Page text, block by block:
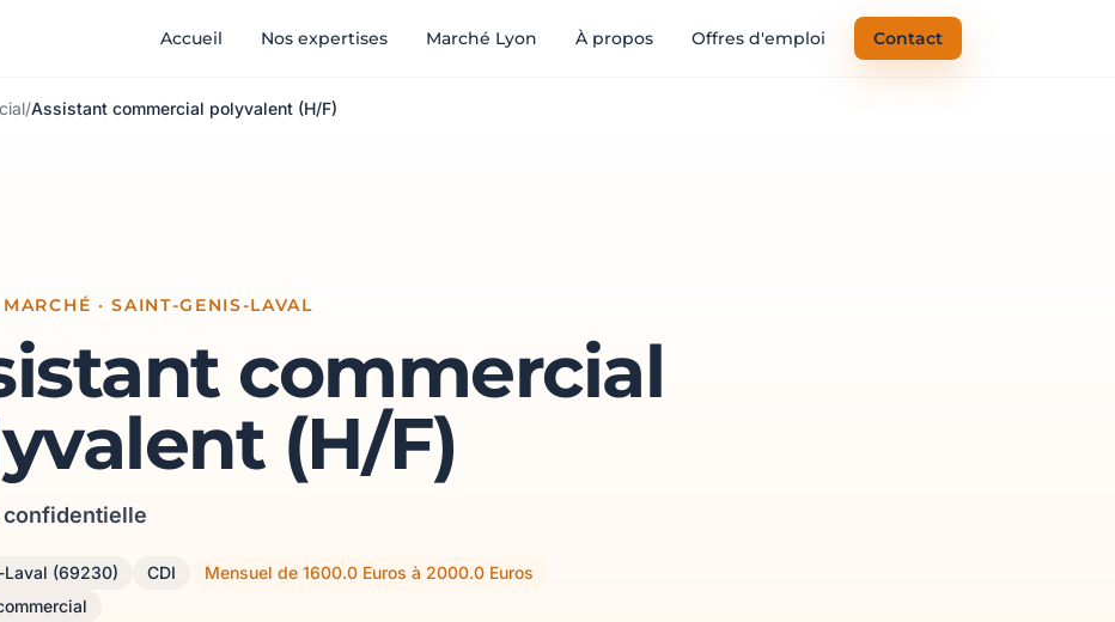
Accueil Nos expertises Marché Lyon À propos Offres d'emploi Contact
/Assistant commercial polyvalent (H/F)
· SAINT-GENIS-LAVAL
commercial
(H/F)
Laval (69230) CDI
Mensuel de 1600.0 Euros à 2000.0 Euros